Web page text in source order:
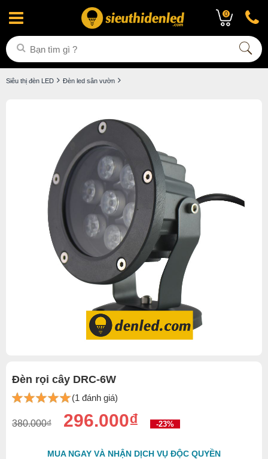
0
Siêu thị đèn LED Đèn led sân vườn
Đèn rọi cây DRC-6W
(1 đánh giá)
380.000₫ 296.000₫ -23%
MUA NGAY VÀ NHẬN DỊCH VỤ ĐỘC QUYỀN